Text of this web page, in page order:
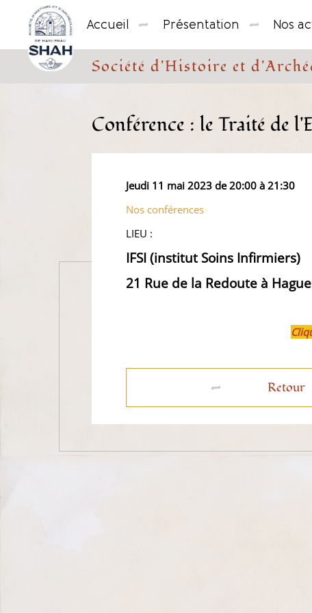
Accueil Présentation Nos
Société d'Histoire et
Conférence : le Traité de
Jeudi 11 mai 2023 de 20:00 à 21:30
Nos conférences
LIEU :
IFSI (institut Soins Infirmiers)
21 Rue de la Redoute à
Retour
Cookies management panel